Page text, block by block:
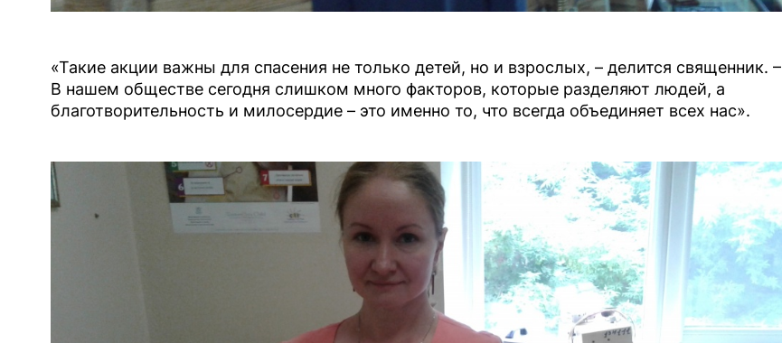
«Такие акции важны для спасения не только детей, но и взрослых, – делится священник. –
В нашем обществе сегодня слишком много факторов, которые разделяют людей, а
благотворительность и милосердие – это именно то, что всегда объединяет всех нас».